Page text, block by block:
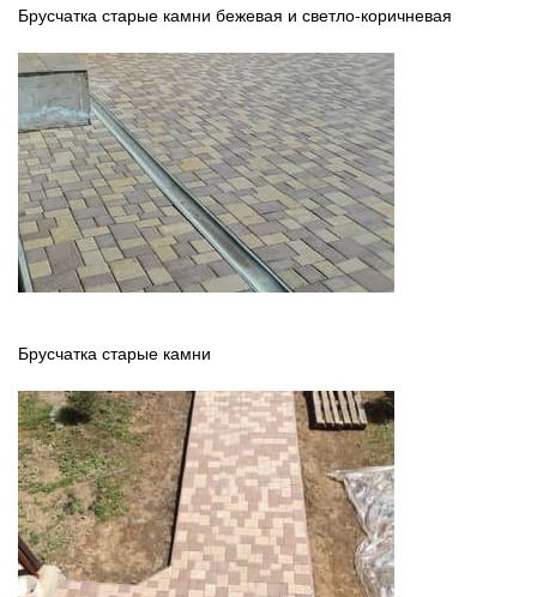
Брусчатка старые камни бежевая и светло-коричневая
Брусчатка старые камни